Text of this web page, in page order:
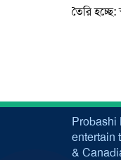
তৈরি হচ্ছে:
Probashi
entertain
&